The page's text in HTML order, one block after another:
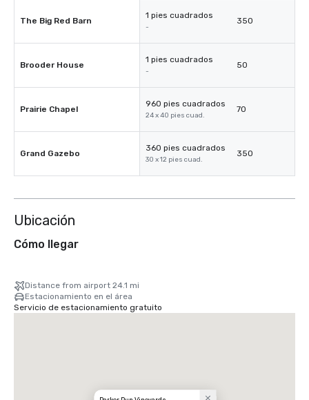
The Big Red Barn
1 pies cuadrados
-
350
Brooder House
1 pies cuadrados
-
50
Prairie Chapel
960 pies cuadrados
24 x 40 pies cuad.
70
Grand Gazebo
360 pies cuadrados
30 x 12 pies cuad.
350
Ubicación
Cómo llegar
Distance from airport 24.1 mi
Estacionamiento en el área
Servicio de estacionamiento gratuito